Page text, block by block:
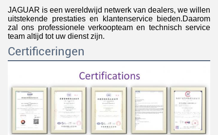
JAGUAR is een wereldwijd netwerk van dealers, we willen
uitstekende prestaties en klantenservice bieden.Daarom
zal ons professionele verkoopteam en technisch service
team altijd tot uw dienst zijn.
Certificeringen